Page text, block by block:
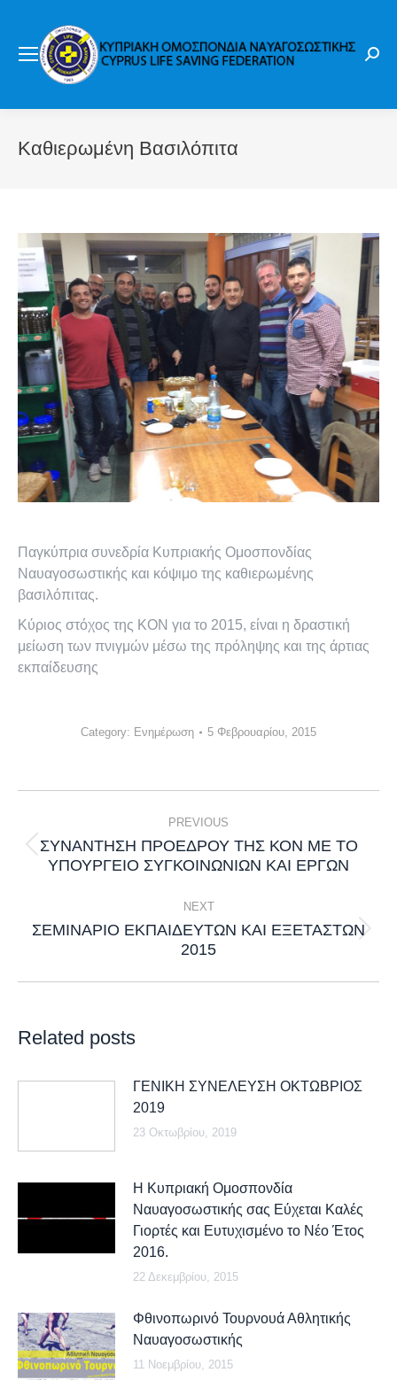
Καθιερωμένη Βασιλόπιτα
Παγκύπρια συνεδρία Κυπριακής Ομοσπονδίας
Ναυαγοσωστικής και κόψιμο της καθιερωμένης
βασιλόπιτας.
Κύριος στόχος της ΚΟΝ για το 2015, είναι η δραστική
μείωση των πνιγμών μέσω της πρόληψης και της άρτιας
εκπαίδευσης
Category: Ενημέρωση 5 Φεβρουαρίου, 2015
navigation
PREVIOUS
Previous
post:
ΣΥΝΆΝΤΗΣΗ ΠΡΟΈΔΡΟΥ ΤΗΣ ΚΟΝ ΜΕ ΤΟ
ΥΠΟΥΡΓΕΊΟ ΣΥΓΚΟΙΝΩΝΙΏΝ ΚΑΙ ΈΡΓΩΝ
NEXT
Next
post:
ΣΕΜΙΝΆΡΙΟ ΕΚΠΑΙΔΕΥΤΏΝ ΚΑΙ ΕΞΕΤΑΣΤΏΝ
2015
Related posts
ΓΕΝΙΚΗ ΣΥΝΕΛΕΥΣΗ ΟΚΤΩΒΡΙΟΣ
2019
23 Οκτωβρίου, 2019
Η Κυπριακή Ομοσπονδία
Ναυαγοσωστικής σας Εύχεται Καλές
Γιορτές και Ευτυχισμένο το Νέο Έτος
2016.
22 Δεκεμβρίου, 2015
Φθινοπωρινό Τουρνουά Αθλητικής
Ναυαγοσωστικής
11 Νοεμβρίου, 2015